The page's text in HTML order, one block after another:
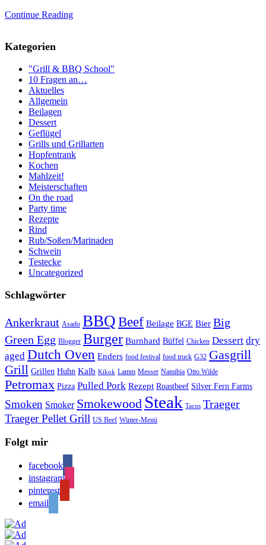
Continue Reading
Kategorien
"Grill & BBQ School"
10 Fragen an…
Aktuelles
Allgemein
Beilagen
Dessert
Geflügel
Grills und Grillarten
Hopfentrank
Kochen
Mahlzeit!
Meisterschaften
On the road
Party time
Rezepte
Rind
Rub/Soßen/Marinaden
Schwein
Testecke
Uncategorized
Schlagwörter
Ankerkraut Asado BBQBeef Beilage BGE Bier Big
Green Egg Blogger Burger Burnhard Büffel Chicken Dessert dry
aged Dutch Oven Enders food festival food truck G32 Gasgrill
Grill Grillen Huhn Kalb Kikok Lamm Messer Namibia Otto Wilde
Petromax Pizza Pulled Pork Rezept Roastbeef Silver Fern Farms
Smoken Smoker Smokewood Steak Tacos Traeger
Traeger Pellet Grill US Beef Winter-Menü
Folgt mir
facebook
instagram
pinterest
email